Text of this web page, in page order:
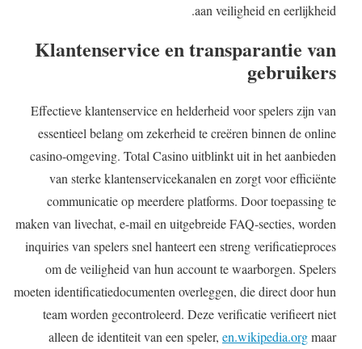
aan veiligheid en eerlijkheid.
Klantenservice en transparantie van
gebruikers
Effectieve klantenservice en helderheid voor spelers zijn van
essentieel belang om zekerheid te creëren binnen de online
casino-omgeving. Total Casino uitblinkt uit in het aanbieden
van sterke klantenservicekanalen en zorgt voor efficiënte
communicatie op meerdere platforms. Door toepassing te
maken van livechat, e-mail en uitgebreide FAQ-secties, worden
inquiries van spelers snel hanteert een streng verificatieproces
om de veiligheid van hun account te waarborgen. Spelers
moeten identificatiedocumenten overleggen, die direct door hun
team worden gecontroleerd. Deze verificatie verifieert niet
alleen de identiteit van een speler, en.wikipedia.orgmaar